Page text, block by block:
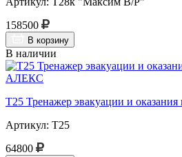
158500
В корзину
В наличии
Т25 Тренажер эвакуации и
Артикул: Т25
64800